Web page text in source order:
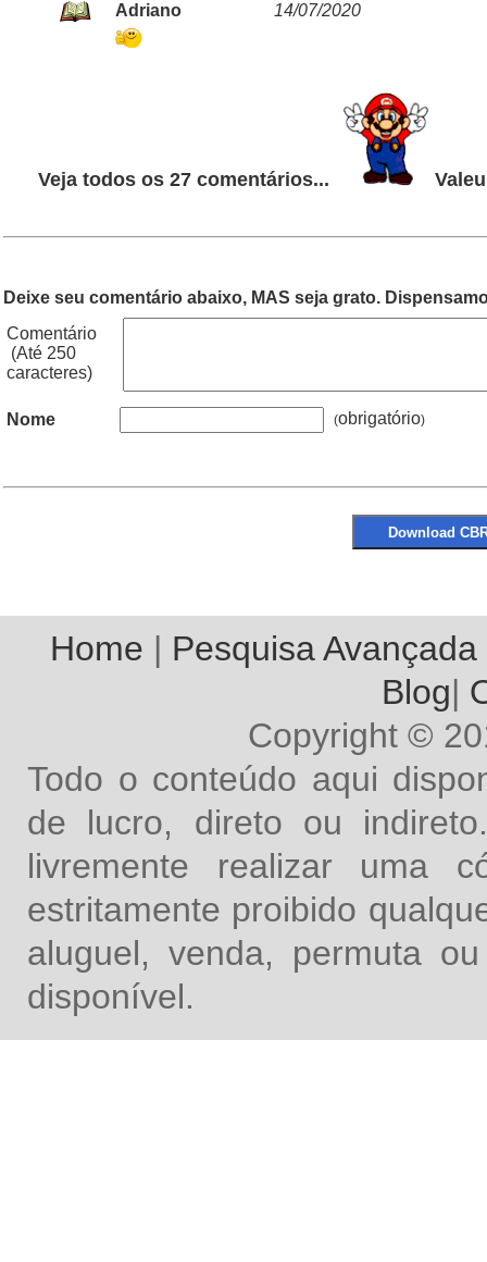
Adriano 14/07/2020
Veja todos os 27 comentários...
Deixe seu comentário abaixo, MAS seja grato.
Comentário
(Até 250
caracteres)
Nome (obrigatório
Home | Pesquisa Avançada
Blog|
Copyright ©
Todo o conteúdo aqui
de lucro, direto ou
livremente realizar uma
estritamente proibido
aluguel, venda, permuta
disponível.